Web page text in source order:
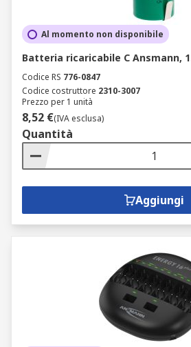
Al momento non disponibile
Batteria ricaricabile C Ansmann,
Codice RS 776-0847
Codice costruttore 2310-3007
Prezzo per 1 unità
8,52 €(IVA esclusa)
Quantità
Aggiungi